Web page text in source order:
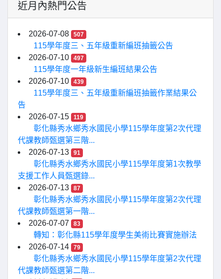
近月內熱門公告
2026-07-08 507
115學年度三、五年級重新編班抽籤公告
2026-07-10
497
115學年度一年級新生編班結果公告
2026-07-10
439
115學年度三、五年級重新編班抽籤作業結果公
告
2026-07-15
119
彰化縣秀水鄉秀水國民小學115學年度第2次代理
代課教師甄選第三階...
2026-07-13
91
彰化縣秀水鄉秀水國民小學115學年度第1次教學
支援工作人員甄選錄...
2026-07-13
87
彰化縣秀水鄉秀水國民小學115學年度第2次代理
代課教師甄選第一階...
2026-07-07
83
轉知：彰化縣115學年度學生美術比賽實施辦法
2026-07-14
79
彰化縣秀水鄉秀水國民小學115學年度第2次代理
代課教師甄選第二階...